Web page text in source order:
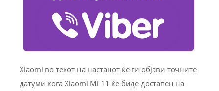
Xiaomi во текот на настанот ќе ги објави точните
датуми кога Xiaomi Mi 11 ќе биде достапен на